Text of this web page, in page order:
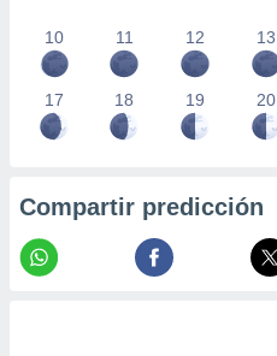
10 11 12 13
17 18 19 20
Compartir predicción